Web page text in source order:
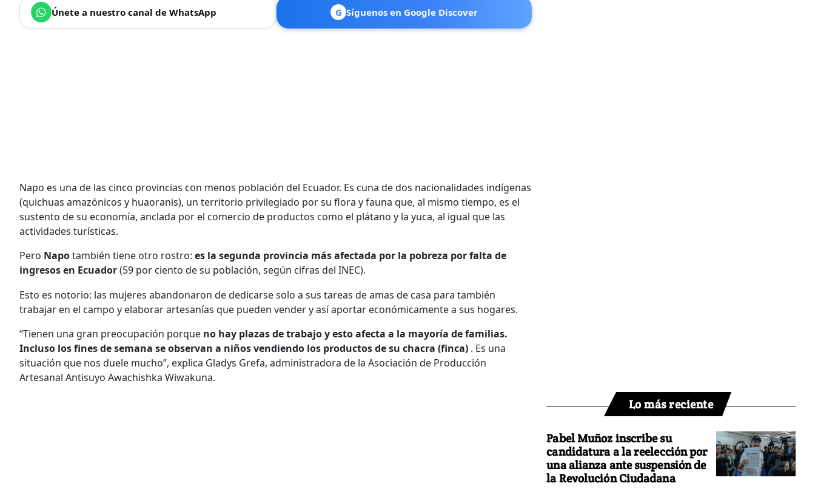
Únete a nuestro canal de WhatsApp G Síguenos en Google Discover
Napo es una de las cinco provincias con menos población del Ecuador. Es cuna de dos nacionalidades indígenas
(quichuas amazónicos y huaoranis), un territorio privilegiado por su flora y fauna que, al mismo tiempo, es el
sustento de su economía, anclada por el comercio de productos como el plátano y la yuca, al igual que las
actividades turísticas.
Pero Napotambién tiene otro rostro: es la segunda provincia más afectada por la pobreza por falta de
ingresos en Ecuador(59 por ciento de su población, según cifras del INEC).
Esto es notorio: las mujeres abandonaron de dedicarse solo a sus tareas de amas de casa para también
trabajar en el campo y elaborar artesanías que pueden vender y así aportar económicamente a sus hogares.
“Tienen una gran preocupación porque no hay plazas de trabajo y esto afecta a la mayoría de familias.
Incluso los fines de semana se observan a niños vendiendo los productos de su chacra (finca) . Es una
situación que nos duele mucho”, explica Gladys Grefa, administradora de la Asociación de Producción
Artesanal Antisuyo Awachishka Wiwakuna.
Lo más reciente
Pabel Muñoz inscribe su
candidatura a la reelección por
una alianza ante suspensión de
la Revolución Ciudadana